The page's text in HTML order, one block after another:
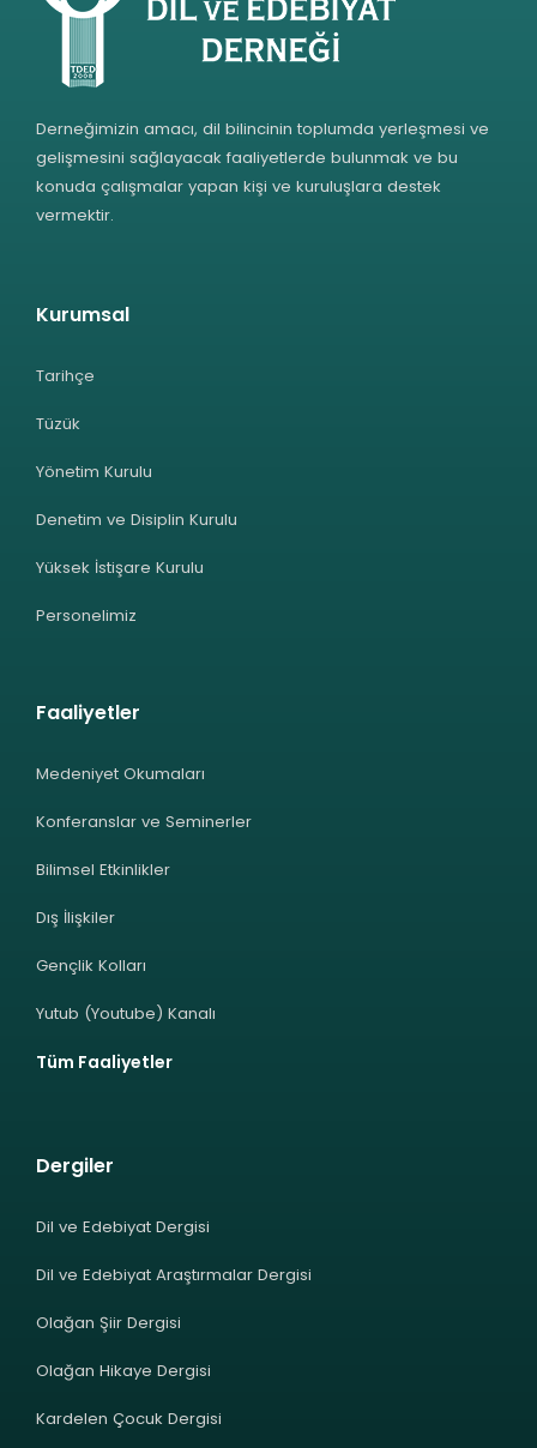
Derneğimizin amacı, dil bilincinin toplumda yerleşmesi ve
gelişmesini sağlayacak faaliyetlerde bulunmak ve bu
konuda çalışmalar yapan kişi ve kuruluşlara destek
vermektir.
Kurumsal
Tarihçe
Tüzük
Yönetim Kurulu
Denetim ve Disiplin Kurulu
Yüksek İstişare Kurulu
Personelimiz
Faaliyetler
Medeniyet Okumaları
Konferanslar ve Seminerler
Bilimsel Etkinlikler
Dış İlişkiler
Gençlik Kolları
Yutub (Youtube) Kanalı
Tüm Faaliyetler
Dergiler
Dil ve Edebiyat Dergisi
Dil ve Edebiyat Araştırmalar Dergisi
Olağan Şiir Dergisi
Olağan Hikaye Dergisi
Kardelen Çocuk Dergisi